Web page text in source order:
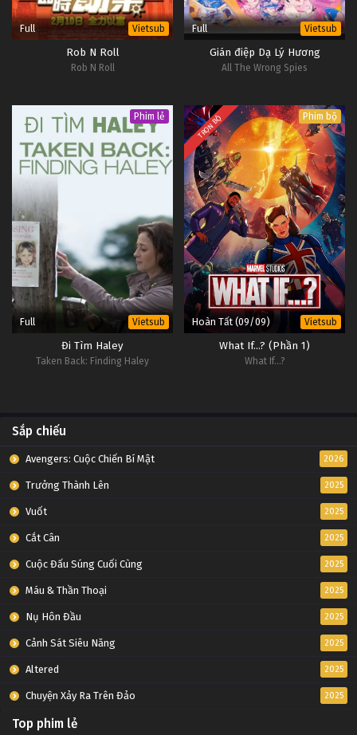
Full Vietsub
Rob N Roll
Rob N Roll
Full Vietsub
Gián điệp Dạ Lý Hương
All The Wrong Spies
Phim lẻ
Full Vietsub
Đi Tìm Haley
Taken Back: Finding Haley
TRỌN BỘ Phim bộ
Hoàn Tất (09/09) Vietsub
What If...? (Phần 1)
What If...?
Sắp chiếu
Avengers: Cuộc Chiến Bí Mật 2026
Trưởng Thành Lên 2025
Vuốt 2025
Cắt Cân 2025
Cuộc Đấu Súng Cuối Cùng 2025
Máu & Thần Thoại 2025
Nụ Hôn Đầu 2025
Cảnh Sát Siêu Năng 2025
Altered 2025
Chuyện Xảy Ra Trên Đảo 2025
Top phim lẻ